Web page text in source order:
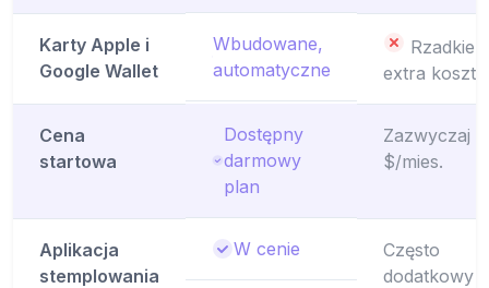
Karty Apple i
Google Wallet
Wbudowane,
automatyczne
Rzadkie
extra koszt
Cena
startowa
Dostępny
darmowy
plan
Zazwyczaj
$/mies.
Aplikacja
stemplowania
W cenie
Często
dodatkowy